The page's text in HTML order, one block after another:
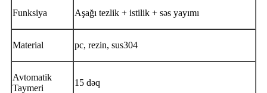
Funksiya Aşağı tezlik + istilik + səs yayımı
Material pc, rezin, sus304
Avtomatik
Taymeri
15 dəq